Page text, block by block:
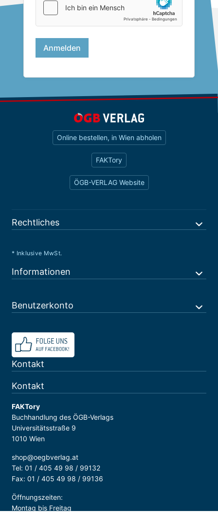
Online bestellen, in Wien abholen
FAKTory
ÖGB-VERLAG Website
Rechtliches
* Inklusive MwSt.
Informationen
Benutzerkonto
Kontakt
Kontakt
FAKTory
Buchhandlung des ÖGB-Verlags
Universitätsstraße 9
1010 Wien
shop@oegbverlag.at
Tel: 01 / 405 49 98 / 99132
Fax: 01 / 405 49 98 / 99136
Öffnungszeiten:
Montag bis Freitag